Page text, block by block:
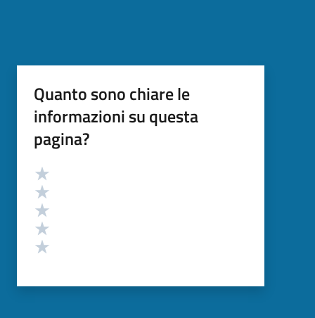
Quanto sono chiare le
informazioni su questa
pagina?
Valutazione